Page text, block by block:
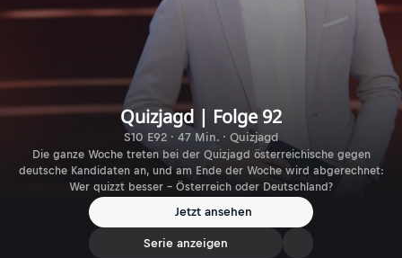
Quizjagd | Folge 92
S10 E92 · 47 Min. · Quizjagd
Die ganze Woche treten bei der Quizjagd österreichische gegen
deutsche Kandidaten an, und am Ende der Woche wird abgerechnet:
Wer quizzt besser – Österreich oder Deutschland?
Jetzt ansehen
Serie anzeigen